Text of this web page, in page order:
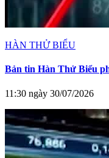
HÀN THỬ BIỂU
Bản tin Hàn Thử Biểu
11:30 ngày 30/07/2026